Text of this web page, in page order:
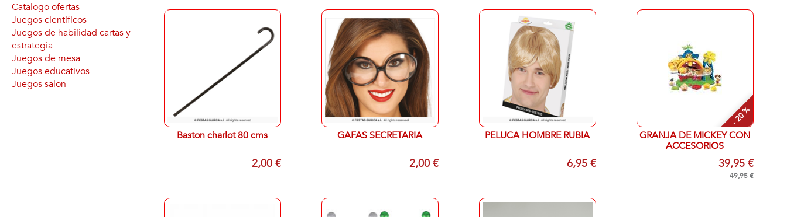
Baston charlot 80 cms
2,00 €
GAFAS SECRETARIA
2,00 €
PELUCA HOMBRE RUBIA
6,95 €
- 20 %
GRANJA DE MICKEY CON
ACCESORIOS
39,95 €
49,95 €
Catalogo ofertas
Juegos cientificos
Juegos de habilidad cartas y
estrategia
Juegos de mesa
Juegos educativos
Juegos salon